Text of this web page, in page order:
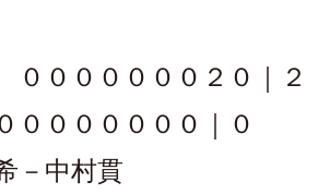
００００００２０｜２
００００００｜０
－中村貫